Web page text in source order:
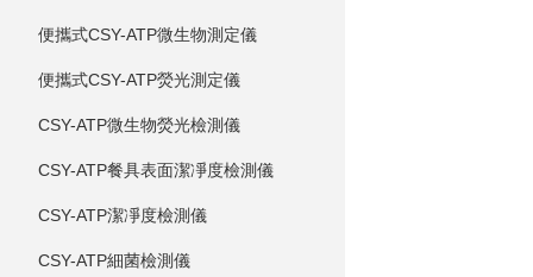
便攜式CSY-ATP微生物測定儀
便攜式CSY-ATP熒光測定儀
CSY-ATP微生物熒光檢測儀
CSY-ATP餐具表面潔凈度檢測儀
CSY-ATP潔凈度檢測儀
CSY-ATP細菌檢測儀